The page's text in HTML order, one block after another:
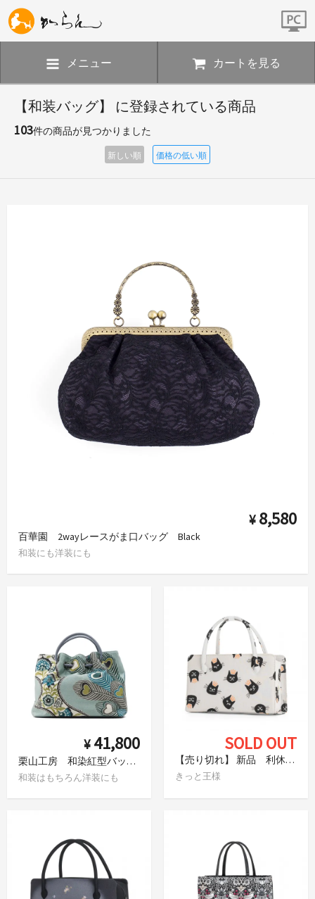
メニュー カートを見る
【和装バッグ】 に登録されている商品
103件の商品が見つかりました
新しい順 価格の低い順
¥ 8,580
百華園 2wayレースがま口バッグ Black
和装にも洋装にも
¥ 41,800
栗山工房 和染紅型バッグ ピーコック
和装はもちろん洋装にも
SOLD OUT
【売り切れ】 新品 利休バッグ 黒猫
きっと王様